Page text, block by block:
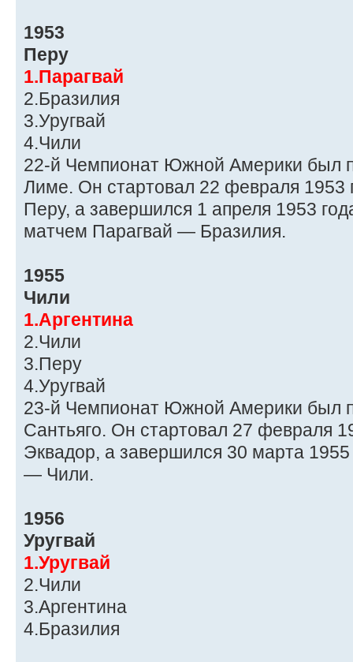
1953
Перу
1.Парагвай
2.Бразилия
3.Уругвай
4.Чили
22-й Чемпионат Южной Америки был
Лиме. Он стартовал 22 февраля
Перу, а завершился 1 апреля 1953
матчем Парагвай — Бразилия.
1955
Чили
1.Аргентина
2.Чили
3.Перу
4.Уругвай
23-й Чемпионат Южной Америки был
Сантьяго. Он стартовал 27 февраля
Эквадор, а завершился 30 марта
— Чили.
1956
Уругвай
1.Уругвай
2.Чили
3.Аргентина
4.Бразилия